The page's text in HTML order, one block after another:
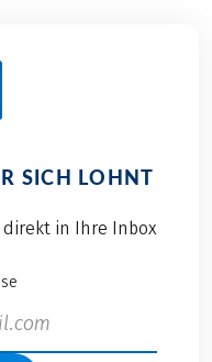
SICH LOHNT
direkt in Ihre Inbox